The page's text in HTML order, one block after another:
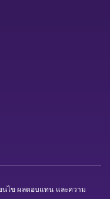
นไข ผลตอบแทน และความ